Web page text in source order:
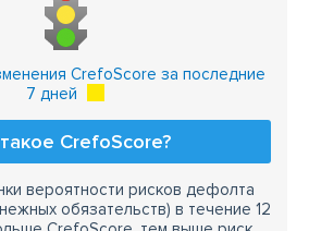
CrefoScore за последние
7 дней
CrefoScore?
вероятности рисков дефолта
обязательств) в течение 12